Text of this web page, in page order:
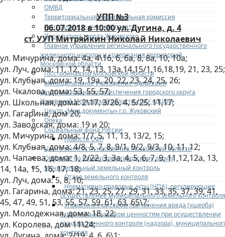
ОМВД
Территориальная избирательная комиссия
Контрольно — счетная палата
Прокуратура города Жуковского
Главное управление регионального государственного
жилищного надзора и содержания территорий
Московской области
Госстройнадзор Московской области
Муниципальное учреждение «Дирекция
централизованного обеспечения городского округа
Жуковский Московской области» (МУ «ДЦО»)
Центр «Мои документы» г.о. Жуковский
Опека
Социальный фонд России
Новости СФР
Центр занятости населения Московской области
ОНД и ПР по Раменскому городскому округу
Муниципальный земельный контроль
Отдел земельного контроля
Нормативно-правовые акты (НПА), регулирующие
осуществление муниципального земельного контроля
Управление рисками причинения вреда (ущерба)
охраняемым законом ценностям при осуществлении
государственного контроля (надзора),
контроля
УПП №3
06.07.2018 в 10:00 ул. Дугина, д. 4
ст. УУП Митряйкин Николай Николаевич
ул. Мичурина, дома: 4а, 4\16, 6, 6а, 8, 8а, 10, 10а;
ул. Луч, дома: 11, 12, 14, 13, 13а,14,15/1,16,18,19, 21, 23, 25;
ул. Клубная, дома: 19, 19а, 20, 22, 23, 24, 25, 26;
ул. Чкалова, дома: 53, 55, 57;
ул. Школьная, дома: 2\17, 3/26, 4, 5/25, 11,17;
ул. Гагарина, дом 20;
ул. Заводская, дома: 19 и 20;
ул. Мичурина, дома: 1/7, 5, 11, 13, 13/2, 15;
ул. Клубная, дома: 4/8, 5, 7, 8, 9/1, 9/2, 9/3, 10, 11, 12;
ул. Чапаева, дома: 1, 2/22, 3, 3а, 4, 5, 6, 7, 9, 11,12,12а, 13,
14, 14а, 15, 16, 17, 18;
ул. Луч, дома: 5, 8, 10;
ул. Гагарина, дома: 21, 23, 25, 27, 29, 31, 33, 35, 37, 39, 41,
45, 47, 49, 51, 53, 55, 57, 59, 61, 63, 65\7;
ул. Молодежная, дома: 18, 22;
ул. Королева, дом 11\24;